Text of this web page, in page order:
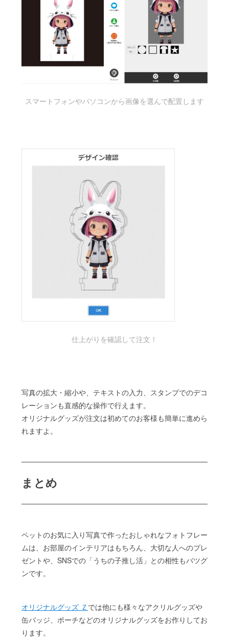
スマートフォンやパソコンから画像を選んで配置します
仕上がりを確認して注文！
写真の拡大・縮小や、テキストの入力、スタンプでのデコ
レーションも直感的な操作で行えます。
オリジナルグッズが注文は初めてのお客様も簡単に進めら
れますよ。
まとめ
ペットのお気に入り写真で作ったおしゃれなフォトフレー
ムは、お部屋のインテリアはもちろん、大切な人へのプレ
ゼントや、SNSでの「うちの子推し活」との相性もバツグ
ンです。
オリジナルグッズ Ｚ では他にも様々なアクリルグッズや
缶バッジ、ポーチなどのオリジナルグッズをお作りしてお
ります。